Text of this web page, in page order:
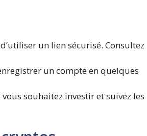
un lien sécurisé. Consultez
un compte en quelques
souhaitez investir et suivez les